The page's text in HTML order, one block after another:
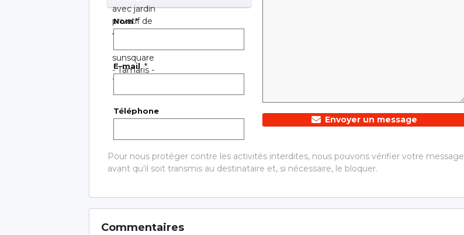
40m2 -
Nom*
E-mail*
Téléphone
Envoyer un message
Pour nous protéger contre les activités interdites, nous pouvons vérifier votre message
avant qu’il soit transmis au destinataire et, si nécessaire, le bloquer.
Commentaires